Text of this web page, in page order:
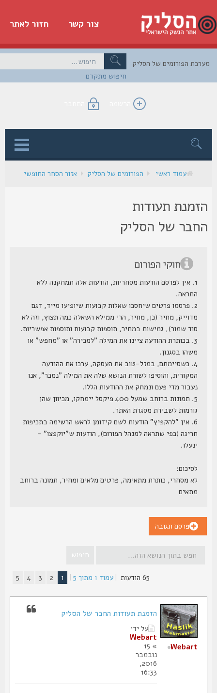
חזור לאתר צור קשר
חיפוש מתקדם
הפורומים של הסליק
הרשמה התחבר
עמוד ראשי הפורומים של הסליק אזור הסחר החופשי
תעודות
של הסליק
חוקי הפורום
1. אין לפרסם הודעות מסחריות, הודעות אלה תמחקנה ללא
התראה.
2. פרסמו פרטים שיחסכו שאלות קבועות שיופיעו מייד, דגם
מדוייק, מחיר (כן, מחיר, הרי ממילא השאלה כמה תצוץ, וזה לא
סוד שמור), גמישות במחיר, תוספות קבועות ותוספות אפשריות.
3. בכותרת ההודעה ציינו את המילה "למכירה" או "מחפש" או
משהו בסגנון.
4. כשסיימתם, במזל-טוב את העסקה, ערכו את ההודעה
המקורית, והוסיפו לשורת הנושא שלה את המילה "נמכר", אנו
נעבור מדי פעם ונמחק את ההודעות הללו.
5. תמונות ברוחב שמעל 400 פיקסל יימחקו, מכיוון שהן
גורמות לשבירת מסגרת האתר.
6. אין "להקפיץ" הודעות לשם קידומן לראש הרשימה בתכיפות
חריגה (כפי שתראה למנהל הפורום), הודעות ש"יוקפצו" -
ינעלו.
לסיכום:
לא מסחרי, כותרת מתאימה, פרטים מלאים ומחיר, תמונה ברוחב
מתאים
פרסם תגובה
|עמוד1מתוך5
|
1
5
הזמנת תעודות החבר של הסליק
על ידי
Webart
נובמבר
2016,
16:33
Webart